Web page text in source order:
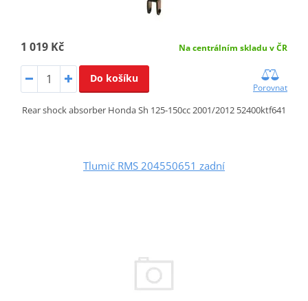
1 019 Kč Na centrálním skladu v ČR
Do košíku
Porovnat
Rear shock absorber Honda Sh 125-150cc 2001/2012 52400ktf641
Tlumič RMS 204550651 zadní